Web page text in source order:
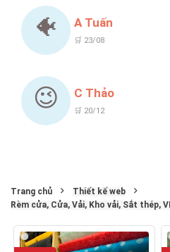
🐠 A Tuấn
🛒 23/08
😉 C Thảo
🛒 20/12
Trang chủ
Thiết kế web
Rèm cửa, Cửa, Vải, Kho vải, Sắt thép,